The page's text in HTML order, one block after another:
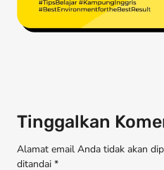
Tinggalkan
Alamat email Anda tidak akan
ditandai *